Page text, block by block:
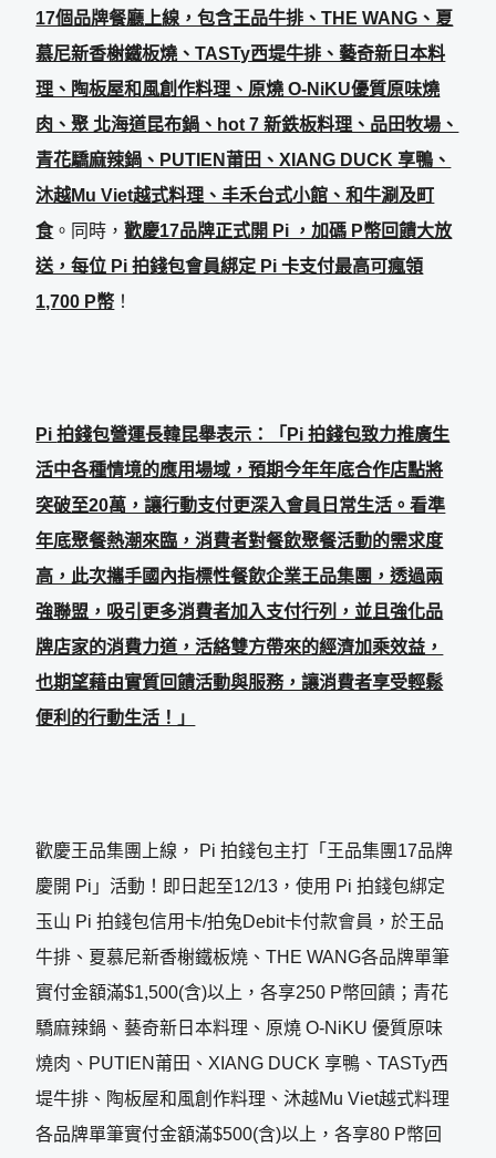
17個品牌餐廳上線，包含王品牛排、THE WANG、夏
慕尼新香榭鐵板燒、TASTy西堤牛排、藝奇新日本料
理、陶板屋和風創作料理、原燒 O-NiKU優質原味燒
肉、聚 北海道昆布鍋、hot 7 新鉄板料理、品田牧場、
青花驕麻辣鍋、PUTIEN莆田、XIANG DUCK 享鴨、
沐越Mu Viet越式料理、丰禾台式小館、和牛涮及町
食。同時，歡慶17品牌正式開 Pi ，加碼 P幣回饋大放
送，每位 Pi 拍錢包會員綁定 Pi 卡支付最高可瘋領
1,700 P幣 ！
Pi拍錢包營運長韓昆舉表示：「Pi 拍錢包致力推廣生
活中各種情境的應用場域，預期今年年底合作店點將
突破至20萬，讓行動支付更深入會員日常生活。看準
年底聚餐熱潮來臨，消費者對餐飲聚餐活動的需求度
高，此次攜手國內指標性餐飲企業王品集團，透過兩
強聯盟，吸引更多消費者加入支付行列，並且強化品
牌店家的消費力道，活絡雙方帶來的經濟加乘效益，
也期望藉由實質回饋活動與服務，讓消費者享受輕鬆
便利的行動生活！」
歡慶王品集團上線， Pi 拍錢包主打「王品集團17品牌
慶開 Pi」活動！即日起至12/13，使用 Pi 拍錢包綁定
玉山 Pi 拍錢包信用卡/拍兔Debit卡付款會員，於王品
牛排、夏慕尼新香榭鐵板燒、THE WANG各品牌單筆
實付金額滿$1,500(含)以上，各享250 P幣回饋；青花
驕麻辣鍋、藝奇新日本料理、原燒 O-NiKU 優質原味
燒肉、PUTIEN莆田、XIANG DUCK 享鴨、TASTy西
堤牛排、陶板屋和風創作料理、沐越Mu Viet越式料理
各品牌單筆實付金額滿$500(含)以上，各享80 P幣回